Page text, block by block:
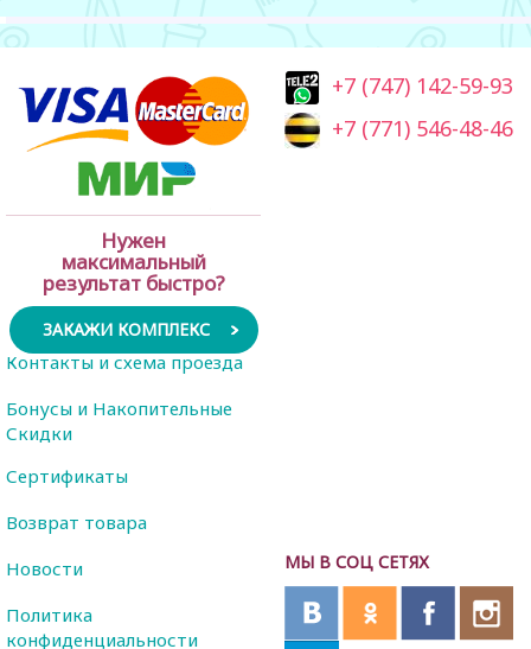
Нужен
максимальный
результат быстро?
ЗАКАЖИ КОМПЛЕКС
+7 (747) 142-59-93
+7 (771) 546-48-46
МЫ В СОЦ СЕТЯХ
Контакты и схема проезда
Бонусы и Накопительные
Скидки
Сертификаты
Возврат товара
Новости
Политика
конфиденциальности